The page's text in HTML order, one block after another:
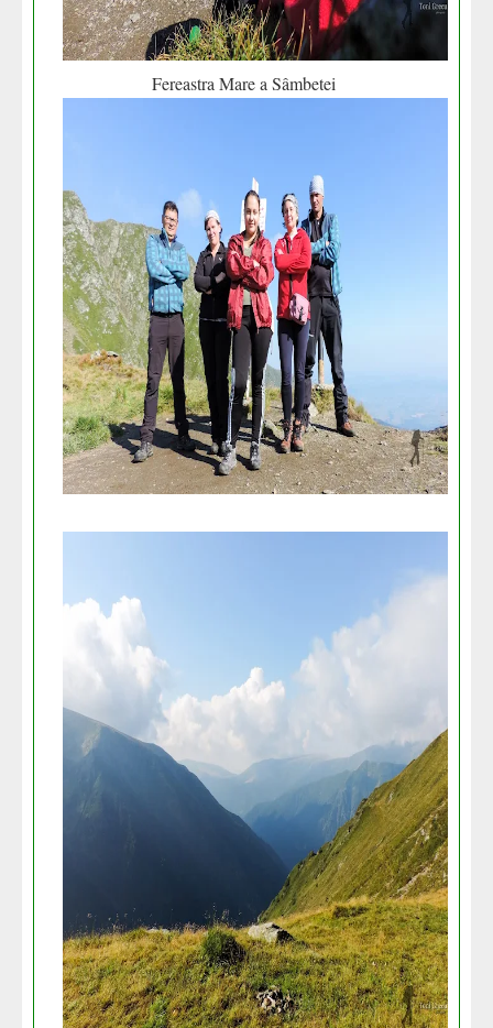
Fereastra Mare a Sâmbetei